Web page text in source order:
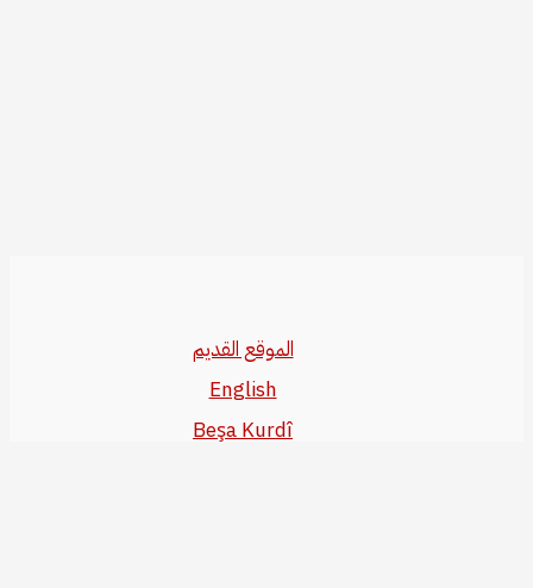
الموقع القديم
English
Beşa Kurdî